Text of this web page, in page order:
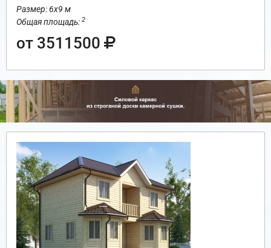
Размер: 6х9 м
Общая площадь: 2
от 3511500